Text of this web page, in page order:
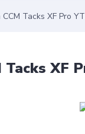
CCM Tacks XF Pro
Tacks XF